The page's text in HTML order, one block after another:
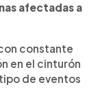
afectadas a
constante
en el cinturón
de eventos